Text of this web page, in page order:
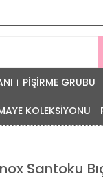
PİŞİRME GRUBU
KOLEKSİYONU
Santoku